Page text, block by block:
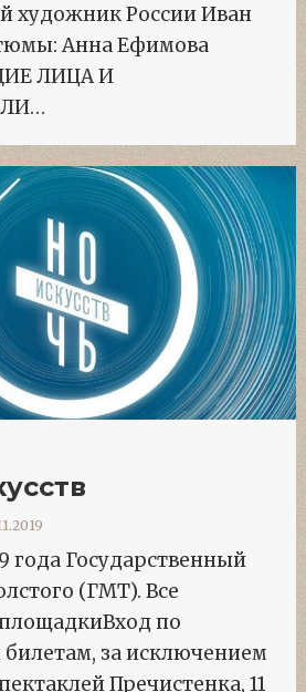
художник России Иван
Анна Ефимова
ЛИЦА И
года Государственный
(ГМТ). Все
по
за исключением
Пречистенка, 11